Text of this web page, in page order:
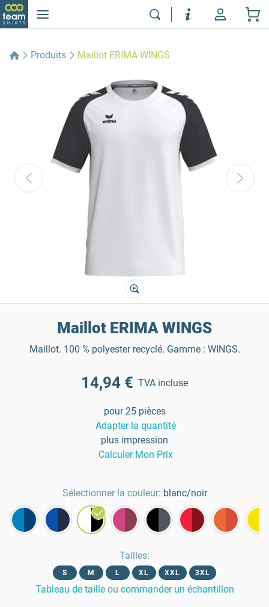
Produits Maillot ERIMA WINGS
Maillot ERIMA WINGS
Maillot. 100 % polyester recyclé. Gamme : WINGS.
14,94 € TVA incluse
pour 25 pièces
Adapter la quantité
plus impression
Calculer Mon Prix
Sélectionner la couleur: blanc/noir
Tailles:
S M L XL XXL 3XL
Tableau de taille ou commander un échantillon